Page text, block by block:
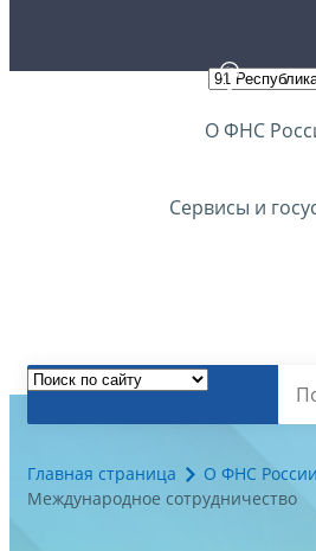
О ФНС
Сервисы и
Главная страница
О ФНС России
Международное сотрудничество